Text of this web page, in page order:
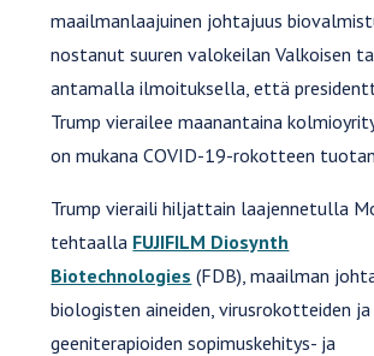
maailmanlaajuinen johtajuus
nostanut suuren valokeilan Valkoisen
antamalla ilmoituksella, että
Trump vierailee maanantaina
on mukana COVID-19-rokotteen
Trump vieraili hiljattain laajennetulla
tehtaalla FUJIFILM Diosynth
Biotechnologies (FDB), maailman
biologisten aineiden, virusrokotteiden ja
geeniterapioiden sopimuskehitys- ja